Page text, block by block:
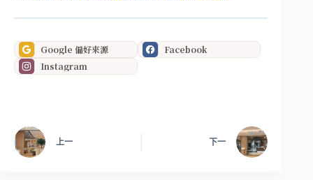
Google 偏好來源
Facebook
Instagram
上一 下一